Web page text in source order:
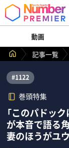
動画
記事一覧
#1122
巻頭特集
「このパドッ
が本音で語る
妻のほうがユ